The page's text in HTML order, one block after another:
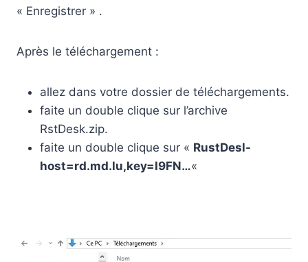
« Enregistrer » .
Après le téléchargement :
allez dans votre dossier de téléchargements.
faite un double clique sur l’archive
RstDesk.zip.
faite un double clique sur « RustDesl-
host=rd.md.lu,key=I9FN…«